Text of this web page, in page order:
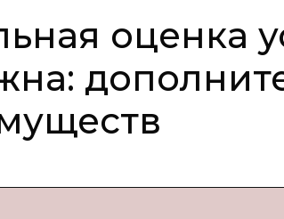
оценка